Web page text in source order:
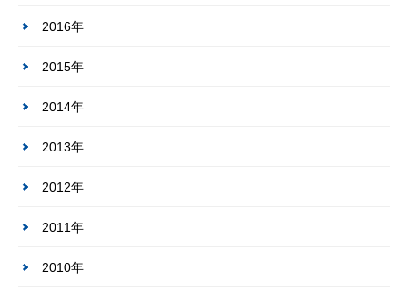
2016年
2015年
2014年
2013年
2012年
2011年
2010年